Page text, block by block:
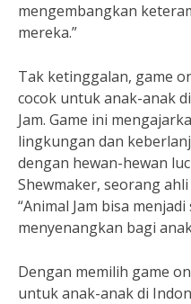
mengembangkan
mereka.”
Tak ketinggalan, game
cocok untuk anak-anak
Jam. Game ini
lingkungan dan
dengan hewan-hewan
Shewmaker, seorang
“Animal Jam bisa
menyenangkan bagi
Dengan memilih game
untuk anak-anak di